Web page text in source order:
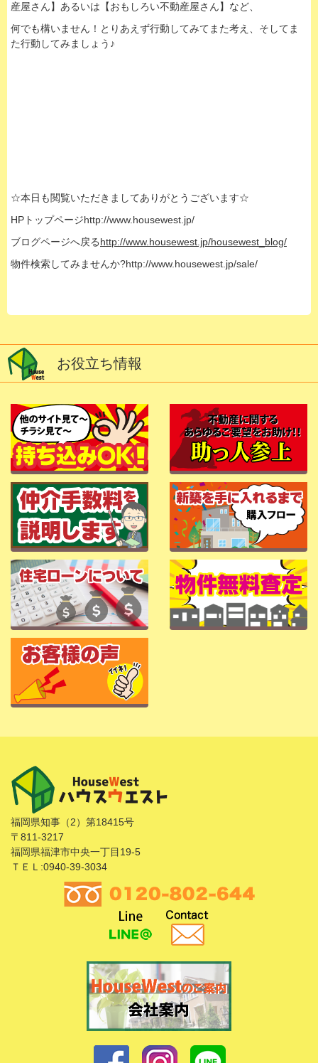
産屋さん】あるいは【おもしろい不動産屋さん】など、
何でも構いません！とりあえず行動してみてまた考え、そしてま
た行動してみましょう♪
☆本日も閲覧いただきましてありがとうございます☆
HPトップページhttp://www.housewest.jp/
ブログページへ戻るhttp://www.housewest.jp/housewest_blog/
物件検索してみませんか?http://www.housewest.jp/sale/
お役立ち情報
福岡県知事（2）第18415号
〒811-3217
福岡県福津市中央一丁目19-5
ＴＥＬ:0940-39-3034